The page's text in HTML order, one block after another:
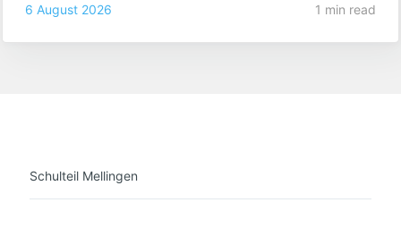
6 August 2026 1 min read
Schulteil Mellingen